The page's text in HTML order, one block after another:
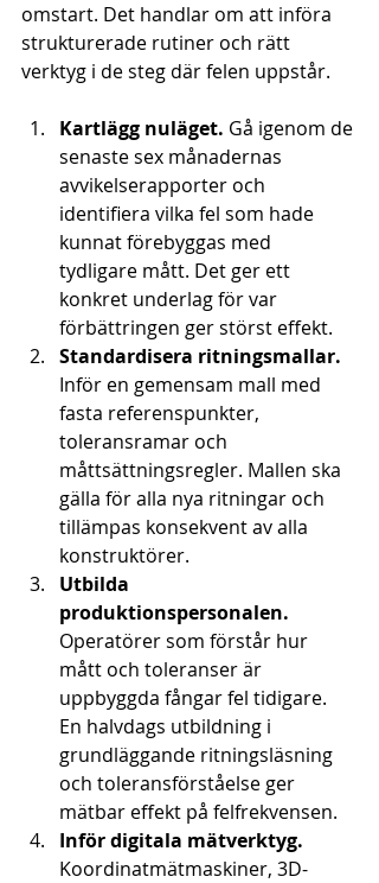
omstart. Det handlar om att införa
strukturerade rutiner och rätt
verktyg i de steg där felen uppstår.
Kartlägg nuläget. Gå igenom de
senaste sex månadernas
avvikelserapporter och
identifiera vilka fel som hade
kunnat förebyggas med
tydligare mått. Det ger ett
konkret underlag för var
förbättringen ger störst effekt.
Standardisera ritningsmallar.
Inför en gemensam mall med
fasta referenspunkter,
toleransramar och
måttsättningsregler. Mallen ska
gälla för alla nya ritningar och
tillämpas konsekvent av alla
konstruktörer.
Utbilda
produktionspersonalen.
Operatörer som förstår hur
mått och toleranser är
uppbyggda fångar fel tidigare.
En halvdags utbildning i
grundläggande ritningsläsning
och toleransförståelse ger
mätbar effekt på felfrekvensen.
Inför digitala mätverktyg.
Koordinatmätmaskiner, 3D-